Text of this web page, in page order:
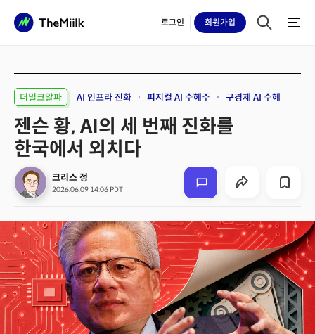
로그인 회원가입
더밀크알파 AI 인프라 진화 피지컬 AI 수혜주 구경제 AI 수혜
젠슨 황, AI의 세 번째 진화를
한국에서 외치다
크리스 정
2026.06.09 14:06 PDT